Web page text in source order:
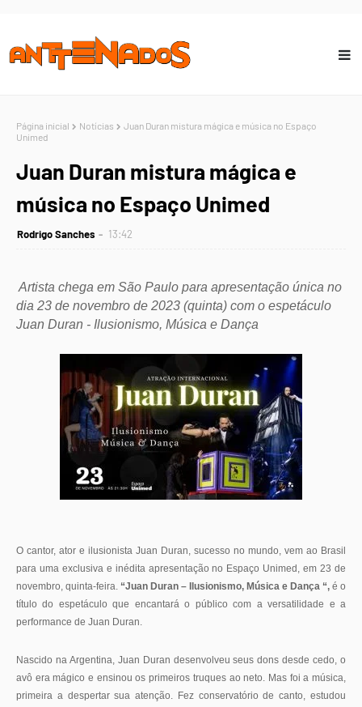
Página inicial Notícias
Juan Duran mistura mágica e música no Espaço
Unimed
Juan Duran mistura mágica e
música no Espaço Unimed
Rodrigo Sanches 13:42
Artista chega em São Paulo para apresentação única no
dia 23 de novembro de 2023 (quinta) com o espetáculo
Juan Duran - Ilusionismo, Música e Dança
O cantor, ator e ilusionista Juan Duran, sucesso no mundo, vem ao Brasil
para uma exclusiva e inédita apresentação no Espaço Unimed, em 23 de
novembro, quinta-feira. “Juan Duran – Ilusionismo, Música e Dança “, é o
título do espetáculo que encantará o público com a versatilidade e a
performance de Juan Duran.
Nascido na Argentina, Juan Duran desenvolveu seus dons desde cedo, o
avô era mágico e ensinou os primeiros truques ao neto. Mas foi a música,
primeira a despertar sua atenção. Fez conservatório de canto, estudou